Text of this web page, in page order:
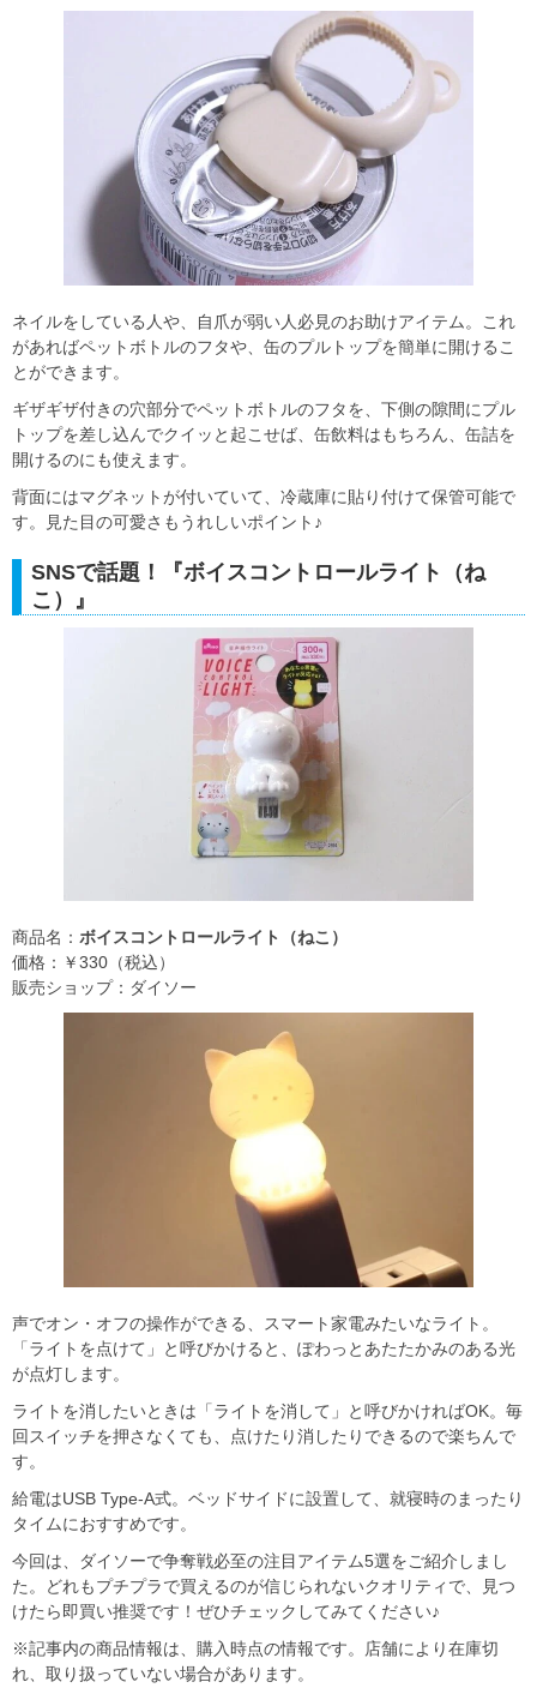
ネイルをしている人や、自爪が弱い人必見のお助けアイテム。これ
があればペットボトルのフタや、缶のプルトップを簡単に開けるこ
とができます。
ギザギザ付きの穴部分でペットボトルのフタを、下側の隙間にプル
トップを差し込んでクイッと起こせば、缶飲料はもちろん、缶詰を
開けるのにも使えます。
背面にはマグネットが付いていて、冷蔵庫に貼り付けて保管可能で
す。見た目の可愛さもうれしいポイント♪
SNSで話題！『ボイスコントロールライト（ね
こ）』
商品名： ボイスコントロールライト（ねこ）
価格：￥330（税込）
販売ショップ：ダイソー
声でオン・オフの操作ができる、スマート家電みたいなライト。
「ライトを点けて」と呼びかけると、ぽわっとあたたかみのある光
が点灯します。
ライトを消したいときは「ライトを消して」と呼びかければOK。毎
回スイッチを押さなくても、点けたり消したりできるので楽ちんで
す。
給電はUSB Type-A式。ベッドサイドに設置して、就寝時のまったり
タイムにおすすめです。
今回は、ダイソーで争奪戦必至の注目アイテム5選をご紹介しまし
た。どれもプチプラで買えるのが信じられないクオリティで、見つ
けたら即買い推奨です！ぜひチェックしてみてください♪
※記事内の商品情報は、購入時点の情報です。店舗により在庫切
れ、取り扱っていない場合があります。